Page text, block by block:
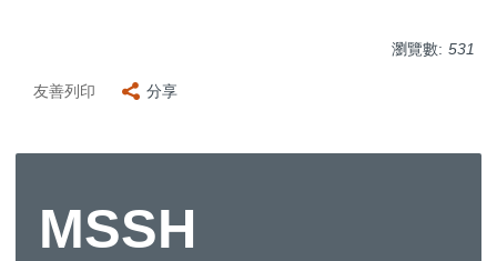
瀏覽數: 531
友善列印 分享
MSSH